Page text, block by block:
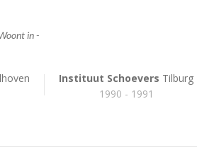
in -
Instituut Schoevers Tilburg
1990 - 1991